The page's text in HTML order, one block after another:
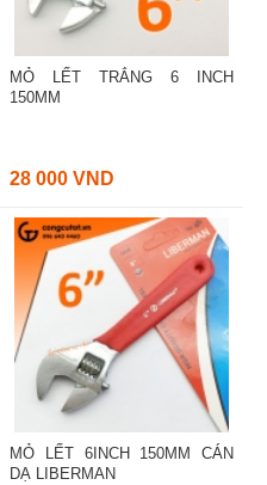
MỎ LẾT TRẮNG 6 INCH
150MM
28 000 VND
MỎ LẾT 6INCH 150MM CÁN
DẠ LIBERMAN